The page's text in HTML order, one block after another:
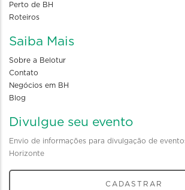
Perto de BH
Roteiros
Saiba Mais
Sobre a Belotur
Contato
Negócios em BH
Blog
Divulgue seu evento
Envio de informações para divulgação de
Horizonte
CADASTRAR